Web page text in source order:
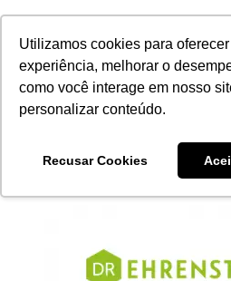
Utilizamos cookies para
experiência, melhorar o
como você interage em nosso
personalizar conteúdo.
Recusar Cookies
Produtos - Padrões de